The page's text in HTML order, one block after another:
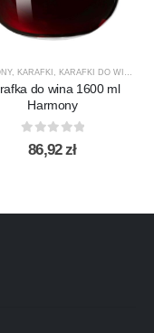
, KARAFKI KARAFKI DO WINA
do wina 1600 ml
Harmony
out of 5
86,92zł